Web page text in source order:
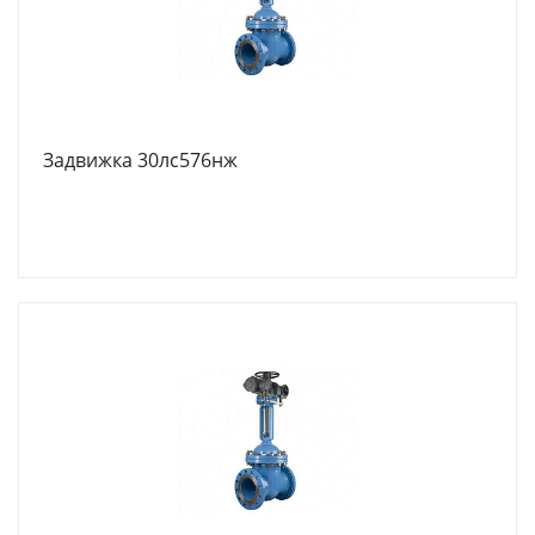
Задвижка 30лс576нж